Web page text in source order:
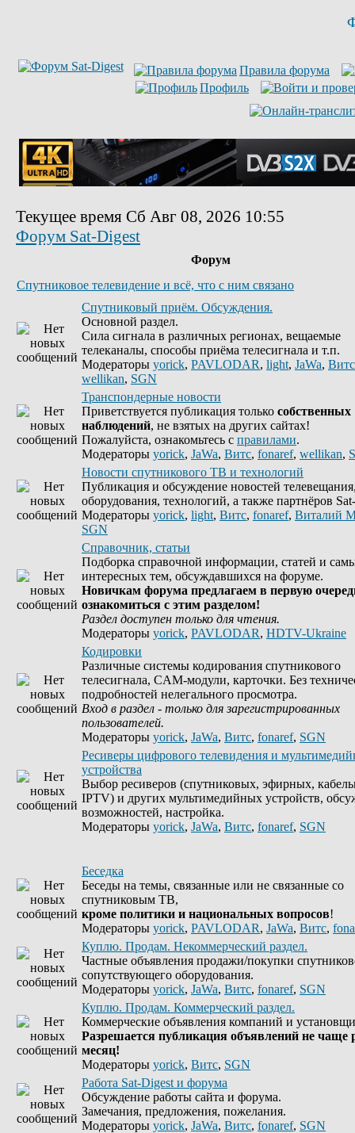
Правила форума
Профиль
Текущее время Сб Авг 08, 2026 10:55
Форум Sat-Digest
Форум
Спутниковое телевидение и всё, что с ним связано
Спутниковый приём. Обсуждения.
Основной раздел.
Сила сигнала в различных регионах, вещаемые
телеканалы, способы приёма телесигнала и т.п.
Модераторы yorick, PAVLODAR, light, JaWa, Витс
wellikan, SGN
Транспондерные новости
Приветствуется публикация только собственных
наблюдений, не взятых на других сайтах!
Пожалуйста, ознакомьтесь с правилами.
Модераторы yorick, JaWa, Витс, fonaref, wellikan,
Новости спутникового ТВ и технологий
Публикация и обсуждение новостей
оборудования, технологий, а также партнёров
Модераторы yorick, light, Витс, fonaref, Виталий
SGN
Справочник, статьи
Подборка справочной информации, статей и
интересных тем, обсуждавшихся на форуме.
Новичкам форума предлагаем в первую
ознакомиться с этим разделом!
Раздел доступен только для чтения.
Модераторы yorick, PAVLODAR, HDTV-Ukraine
Кодировки
Различные системы кодирования спутникового
телесигнала, CAM-модули, карточки. Без
подробностей нелегального просмотра.
Вход в раздел - только для зарегистрированных
пользователей.
Модераторы yorick, JaWa, Витс, fonaref, SGN
Ресиверы цифрового телевидения и
устройства
Выбор ресиверов (спутниковых, эфирных,
IPTV) и других мультимедийных устройств,
возможностей, настройка.
Модераторы yorick, JaWa, Витс, fonaref, SGN
Беседка
Беседы на темы, связанные или не связанные со
спутниковым ТВ,
кроме политики и национальных вопросов!
Модераторы yorick, PAVLODAR, JaWa, Витс,
Куплю. Продам. Некоммерческий раздел.
Частные объявления продажи/покупки
сопутствующего оборудования.
Модераторы yorick, JaWa, Витс, fonaref, SGN
Куплю. Продам. Коммерческий раздел.
Коммерческие объявления компаний и
Разрешается публикация объявлений не чаще
месяц!
Модераторы yorick, Витс, SGN
Работа Sat-Digest и форума
Обсуждение работы сайта и форума.
Замечания, предложения, пожелания.
Модераторы yorick, JaWa, Витс, fonaref, SGN